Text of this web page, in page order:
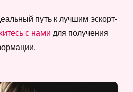
путь к лучшим эскорт-
с нами для получения